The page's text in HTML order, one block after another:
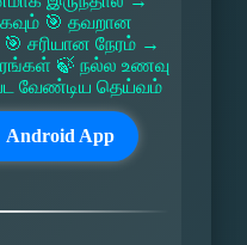
🎯 தவறான
சரியான நேரம் →
🍃 நல்ல உணவு
வேண்டிய தெய்வம்
Android App